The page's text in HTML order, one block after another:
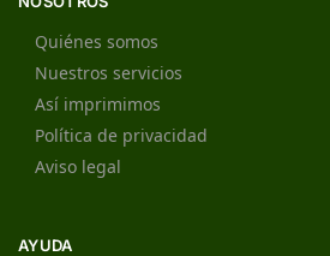
Quiénes somos
Nuestros servicios
Así imprimimos
Política de privacidad
Aviso legal
AYUDA